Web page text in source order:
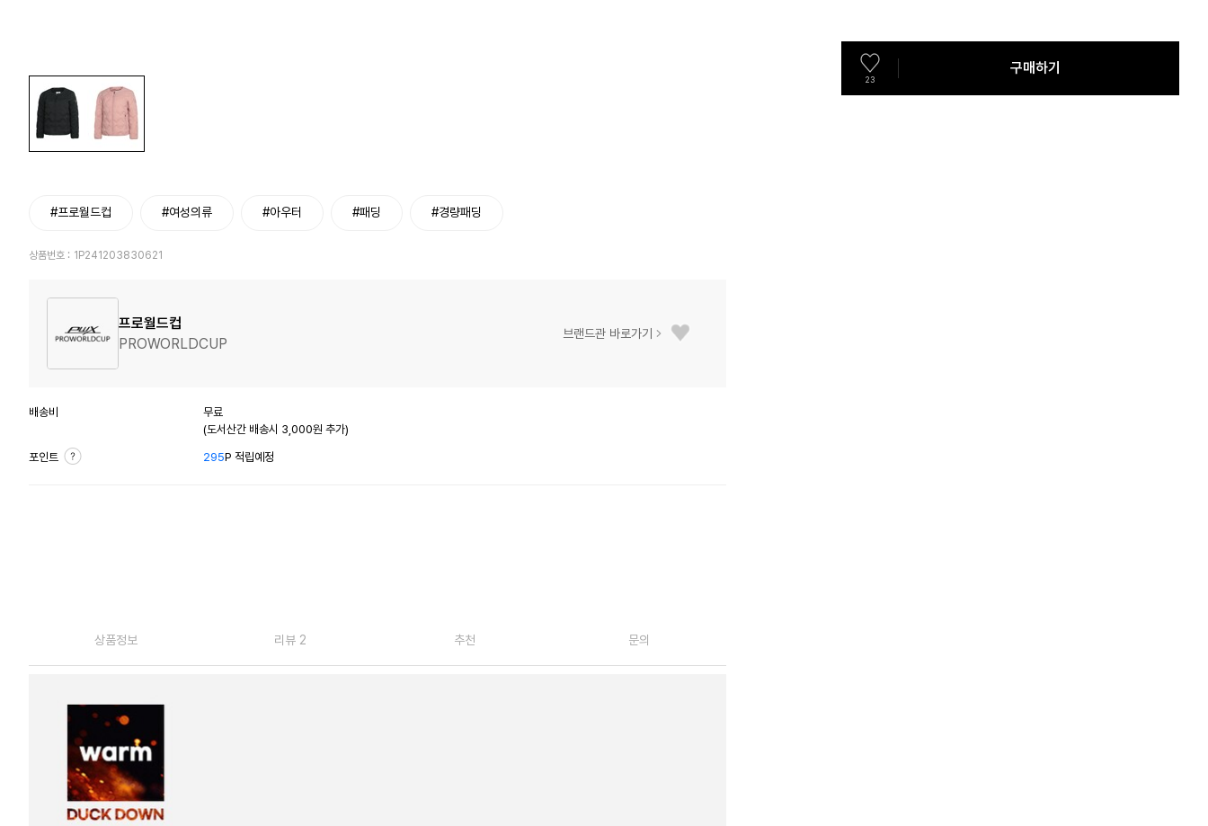
#프로월드컵 #여성의류 #아우터 #패딩 #경량패딩
상품번호 : 1P241203830621
프로월드컵
PROWORLDCUP
브랜드관 바로가기
배송비
무료
(도서산간 배송시 3,000원 추가)
포인트 295P 적립예정
상품정보 리뷰 2 추천 문의
23
구매하기